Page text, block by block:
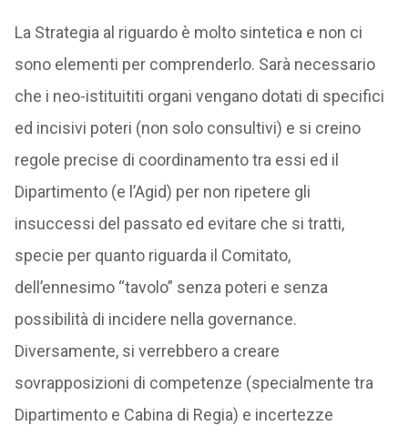
La Strategia al riguardo è molto sintetica e non ci
sono elementi per comprenderlo. Sarà necessario
che i neo-istituititi organi vengano dotati di specifici
ed incisivi poteri (non solo consultivi) e si creino
regole precise di coordinamento tra essi ed il
Dipartimento (e l’Agid) per non ripetere gli
insuccessi del passato ed evitare che si tratti,
specie per quanto riguarda il Comitato,
dell’ennesimo “tavolo” senza poteri e senza
possibilità di incidere nella governance.
Diversamente, si verrebbero a creare
sovrapposizioni di competenze (specialmente tra
Dipartimento e Cabina di Regia) e incertezze